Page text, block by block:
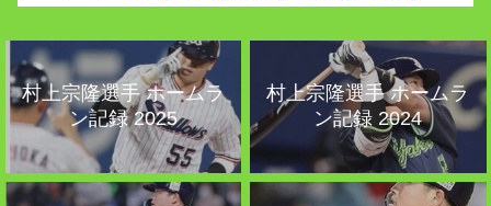
村上宗隆選手 ホームラ
ン記録 2025
村上宗隆選手 ホームラ
ン記録 2024